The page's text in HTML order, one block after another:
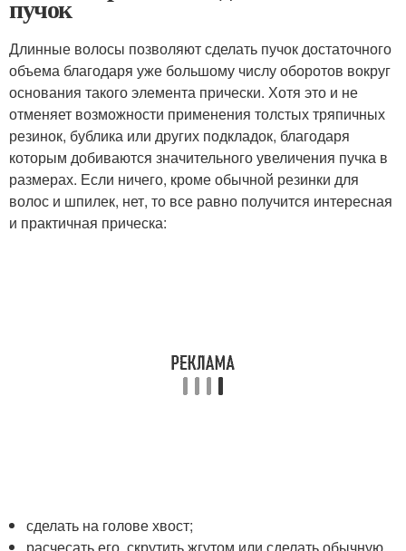
пучок
Длинные волосы позволяют сделать пучок достаточного
объема благодаря уже большому числу оборотов вокруг
основания такого элемента прически. Хотя это и не
отменяет возможности применения толстых тряпичных
резинок, бублика или других подкладок, благодаря
которым добиваются значительного увеличения пучка в
размерах. Если ничего, кроме обычной резинки для
волос и шпилек, нет, то все равно получится интересная
и практичная прическа:
сделать на голове хвост;
расчесать его, скрутить жгутом или сделать обычную